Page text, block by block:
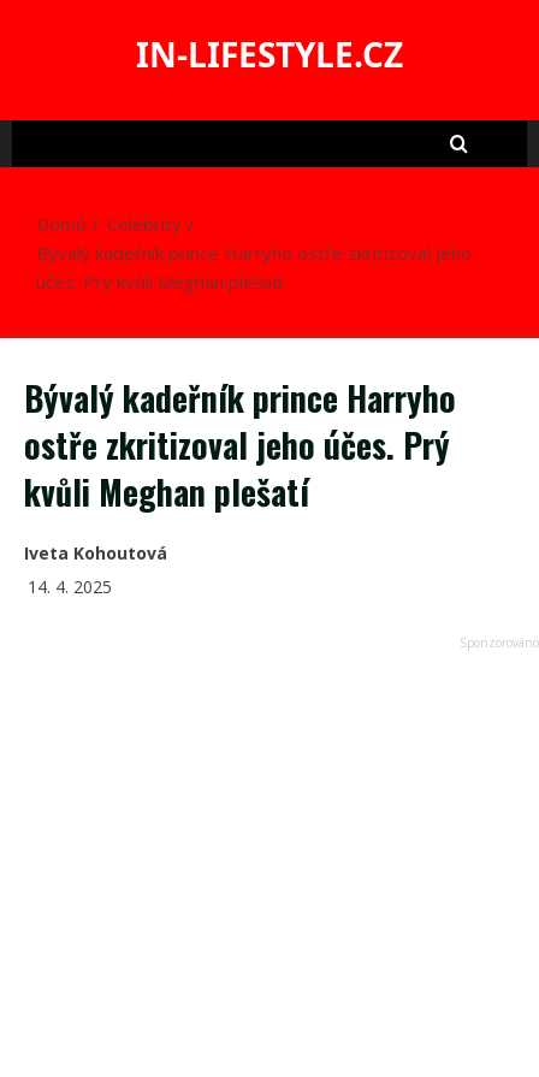
IN-LIFESTYLE.CZ
Domů
Celebrity
Bývalý kadeřník prince Harryho ostře zkritizoval jeho
účes. Prý kvůli Meghan plešatí
Bývalý kadeřník prince Harryho
ostře zkritizoval jeho účes. Prý
kvůli Meghan plešatí
Iveta Kohoutová
14. 4. 2025